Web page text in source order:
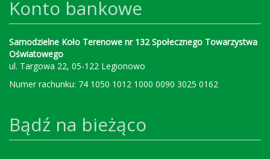
Konto bankowe
Samodzielne Koło Terenowe nr 132 Społecznego Towarzystwa
Oświatowego
ul. Targowa 22, 05-122 Legionowo
Numer rachunku: 74 1050 1012 1000 0090 3025 0162
Bądź na bieżąco